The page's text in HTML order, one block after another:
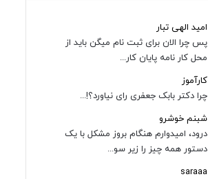
امید الهی تبار
پس چرا الان برای ثبت نام میگن باید از
محل کار نامه پایان کار...
کارآموز
چرا دکتر بابک جعفری رای نیاورد؟!...
شبنم خوشرو
درود، امیدوارم هنگام بروز مشکل با یک
دستور همه چیز را زیر سو...
saraaa